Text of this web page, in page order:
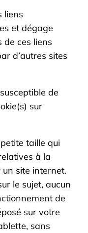
liens
et dégage
de ces liens
d’autres sites
de
sur
taille qui
à la
un site internet.
le sujet, aucun
de
sur votre
sans